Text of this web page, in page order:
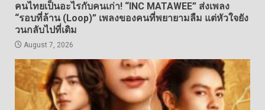
คนไทยเป็นอะไรกับคนเก่า! “INC MATAWEE” ส่งเพลง
“รอบที่ล้าน (Loop)” เพลงของคนที่พยายามลืม แต่หัวใจยัง
วนกลับไปที่เดิม
August 7, 2026